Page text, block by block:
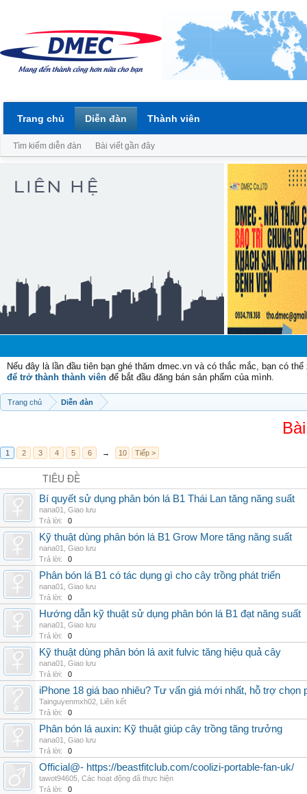
Nếu đây là lần đầu tiên bạn ghé thăm dmec.vn và có thắc mắc, bạn có
để trở thành thành viên để bắt đầu đăng bán sản phẩm của mình.
Trang chủ Diễn đàn
1 2 3 4 5 6 → 10 Tiếp >
TIÊU ĐỀ
Bí quyết sử dụng phân bón lá B1 Thái Lan tăng năng suất
nana01
Giao lưu
Trả lời:
0
Kỹ thuật dùng phân bón lá B1 Grow More tăng năng suất
nana01
Giao lưu
Trả lời:
0
Phân bón lá B1 có tác dụng gì cho cây trồng phát triển
nana01
Giao lưu
Trả lời:
0
Hướng dẫn kỹ thuật sử dụng phân bón lá B1 đạt năng suất
nana01
Giao lưu
Trả lời:
0
Kỹ thuật dùng phân bón lá axit fulvic tăng hiệu quả cây
nana01
Giao lưu
Trả lời:
0
iPhone 18 giá bao nhiêu? Tư vấn giá mới nhất, hỗ trợ chọn
Tainguyenmxh02 Liên kết
Trả lời:
0
Phân bón lá auxin: Kỹ thuật giúp cây trồng tăng trưởng
nana01
Giao lưu
Trả lời:
0
Official@- https://beastfitclub.com/coolizi-portable-fan-uk/
tawot94605 Các hoạt động đã thực hiện
Trả lời:
0
Trang chủ Diễn đàn
Tìm kiếm diễn đàn Bài viết gần đây
Thành viên